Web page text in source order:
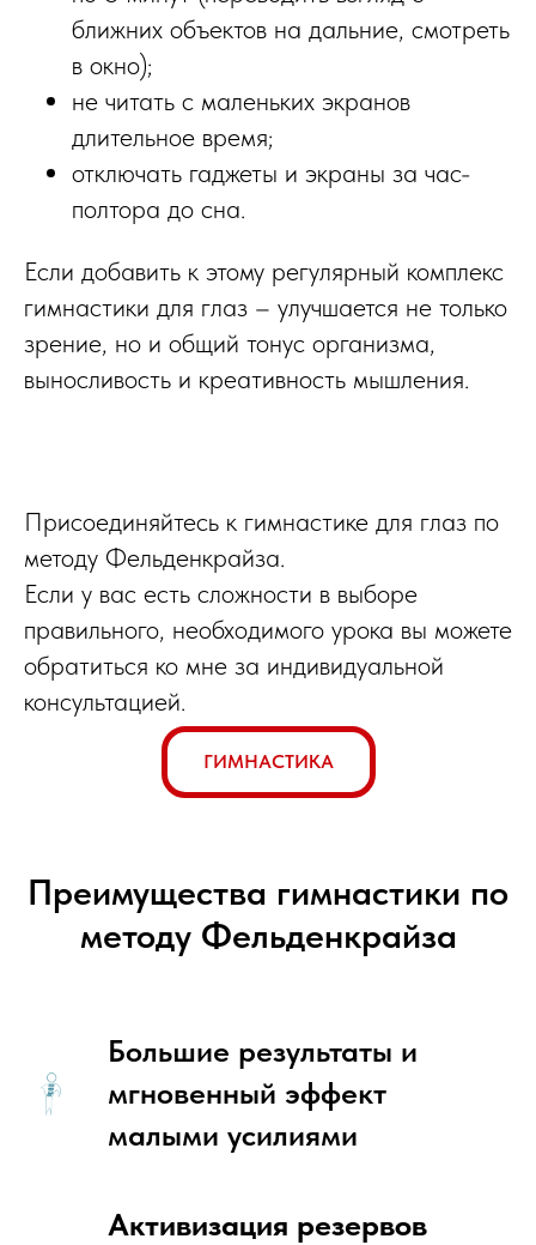
ближних объектов на дальние, смотреть
в окно);
не читать с маленьких экранов
длительное время;
отключать гаджеты и экраны за час-
полтора до сна.
Если добавить к этому регулярный комплекс
гимнастики для глаз – улучшается не только
зрение, но и общий тонус организма,
выносливость и креативность мышления.
Присоединяйтесь к гимнастике для глаз по
методу Фельденкрайза.
Если у вас есть сложности в выборе
правильного, необходимого урока вы можете
обратиться ко мне за индивидуальной
консультацией.
ГИМНАСТИКА
Преимущества гимнастики по
методу Фельденкрайза
Большие результаты и
мгновенный эффект
малыми усилиями
Активизация резервов